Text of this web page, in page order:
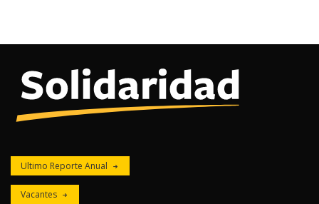
Ultimo Reporte Anual
Vacantes